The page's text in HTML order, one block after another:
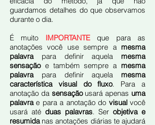
guardamos detalhes do que observamos
durante o dia.
É muito IMPORTANTEque para as
anotações você use sempre a mesma
palavrapara definir aquela mesma
sensaçãoe também sempre a mesma
palavrapara definir aquela mesma
característica visual do fluxo. Para a
anotação da sensaçãousará apenas uma
palavrae para a anotação do visualvocê
usará até duas palavras. Ser objetiva e
resumidanas anotações diárias te ajudará